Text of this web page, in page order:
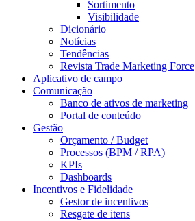
Sortimento
Visibilidade
Dicionário
Notícias
Tendências
Revista Trade Marketing Force
Aplicativo de campo
Comunicação
Banco de ativos de marketing
Portal de conteúdo
Gestão
Orçamento / Budget
Processos (BPM / RPA)
KPIs
Dashboards
Incentivos e Fidelidade
Gestor de incentivos
Resgate de itens